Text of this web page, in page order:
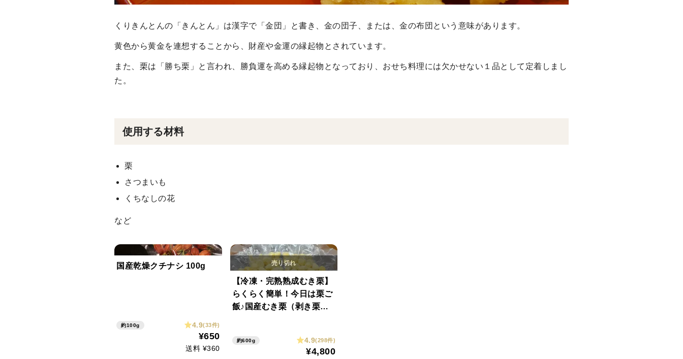
くりきんとんの「きんとん」は漢字で「金団」と書き、金の団子、または、金の布団という意味があります。
黄色から黄金を連想することから、財産や金運の縁起物とされています。
また、栗は「勝ち栗」と言われ、勝負運を高める縁起物となっており、おせち料理には欠かせない１品として定着しまし
た。
使用する材料
栗
さつまいも
くちなしの花
など
国産乾燥クチナシ 100g
約100g 4.9(33件)
¥650
送料 ¥360
【冷凍・完熟熟成むき栗】
らくらく簡単！今日は栗ご
飯♪国産むき栗（剥き栗）1
約600g 4.9(298件)
¥4,800